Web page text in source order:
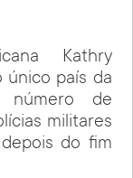
Kathry
único país da
de
militares
do fim